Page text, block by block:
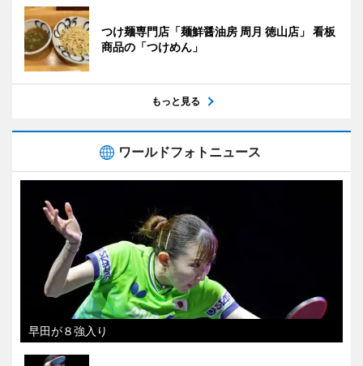
つけ麺専門店「麺鮮醤油房 周月 徳山店」 看板
商品の「つけめん」
もっと見る
ワールドフォトニュース
早田が８強入り